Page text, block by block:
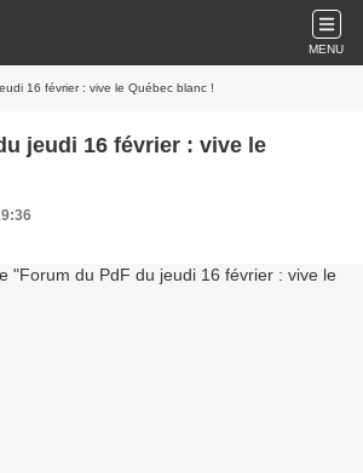
MENU
16 février : vive le Québec blanc !
jeudi 16 février : vive le